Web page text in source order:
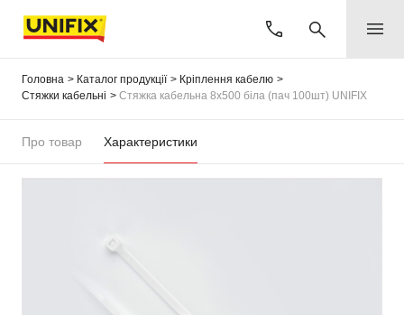
Головна Каталог продукції
Кріплення кабелю
Стяжки кабельні
Стяжка кабельна 8х500 біла (пач 100шт) UNIFIX
Про товар Характеристики